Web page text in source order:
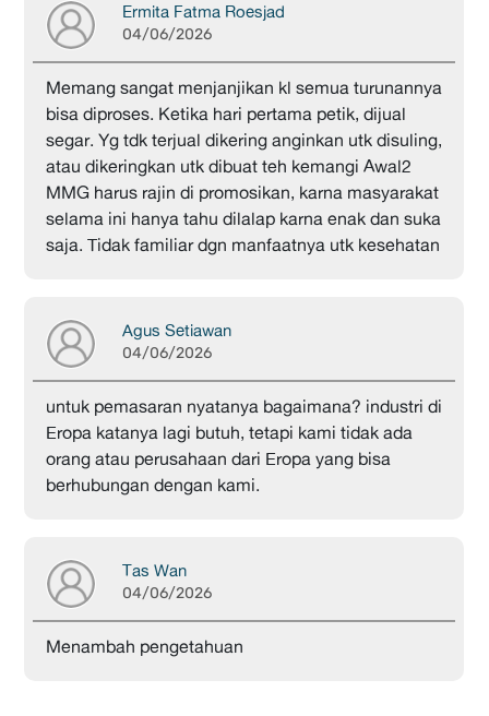
Ermita Fatma Roesjad
04/06/2026
Memang sangat menjanjikan kl semua turunannya
bisa diproses. Ketika hari pertama petik, dijual
segar. Yg tdk terjual dikering anginkan utk disuling,
atau dikeringkan utk dibuat teh kemangi Awal2
MMG harus rajin di promosikan, karna masyarakat
selama ini hanya tahu dilalap karna enak dan suka
saja. Tidak familiar dgn manfaatnya utk kesehatan
Agus Setiawan
04/06/2026
untuk pemasaran nyatanya bagaimana? industri di
Eropa katanya lagi butuh, tetapi kami tidak ada
orang atau perusahaan dari Eropa yang bisa
berhubungan dengan kami.
Tas Wan
04/06/2026
Menambah pengetahuan